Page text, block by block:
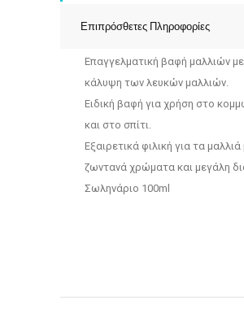
Επιπρόσθετες Πληροφορίες
Επαγγελματική βαφή μαλλιών
κάλυψη των λευκών μαλλιών.
Ειδική βαφή για χρήση στο
και στο σπίτι.
Εξαιρετικά φιλική για τα μαλλιά
ζωντανά χρώματα και μεγάλη
Σωληνάριο 100ml